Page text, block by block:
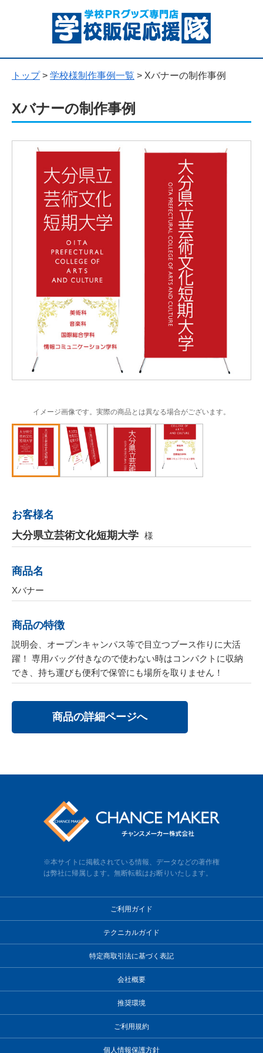
トップ> 学校様制作事例一覧 > Xバナーの制作事例
Xバナーの制作事例
イメージ画像です。実際の商品とは異なる場合がございます。
お客様名
大分県立芸術文化短期大学 様
商品名
Xバナー
商品の特徴
説明会、オープンキャンパス等で目立つブース作りに大活
躍！ 専用バッグ付きなので使わない時はコンパクトに収納
でき、持ち運びも便利で保管にも場所を取りません！
商品の詳細ページへ
※本サイトに掲載されている情報、データなどの著作権
は弊社に帰属します。無断転載はお断りいたします。
ご利用ガイド
テクニカルガイド
特定商取引法に基づく表記
会社概要
推奨環境
ご利用規約
個人情報保護方針